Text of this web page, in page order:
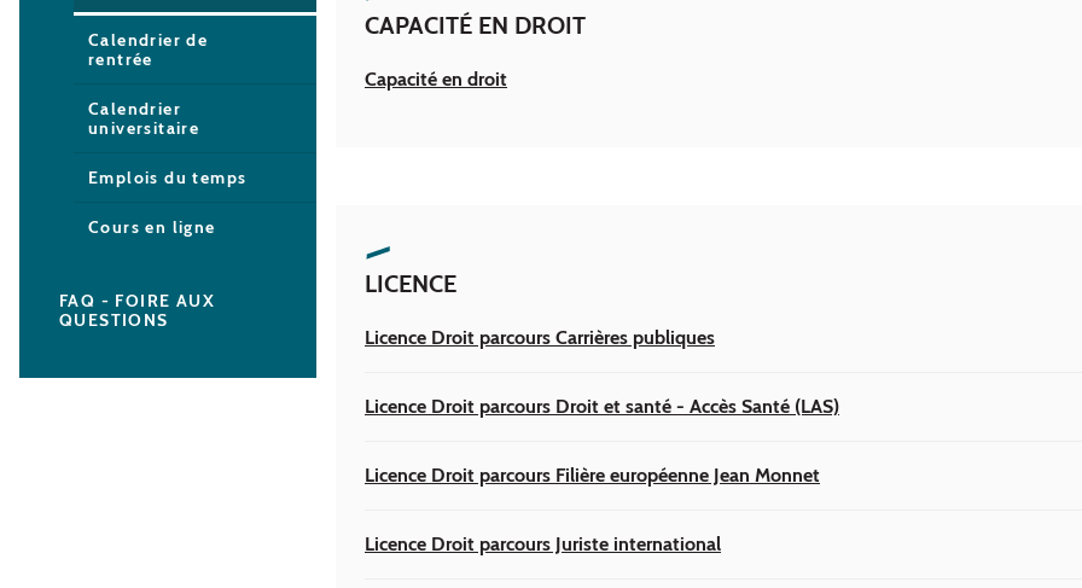
CAPACITÉ EN DROIT
Capacité en droit
LICENCE
Licence Droit parcours Carrières publiques
Licence Droit parcours Droit et santé - Accès Santé (LAS)
Licence Droit parcours Filière européenne Jean Monnet
Licence Droit parcours Juriste international
Calendrier de
rentrée
Calendrier
universitaire
Emplois du temps
Cours en ligne
FAQ - FOIRE AUX
QUESTIONS